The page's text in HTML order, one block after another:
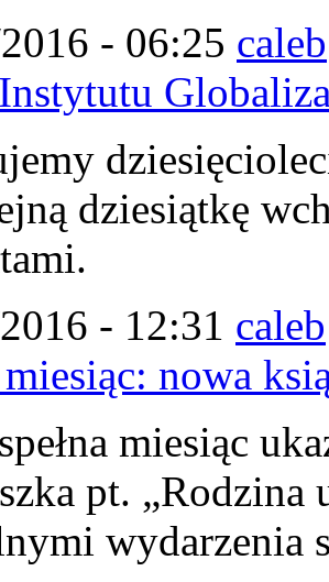
- 06:25 caleb
dziesiątkę
- 12:31 caleb
nowa
miesiąc
pt. „Rodzina
wydarzenia